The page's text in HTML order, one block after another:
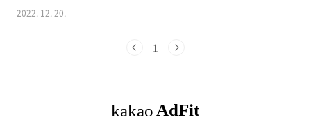
그것을 소유하리라. 2. 너희는 내가 너희에게 명령하는 말에 더하거나 거
키라. 3. 주께서 바알브올로 인해 행하신 것을 너희 눈이 보았나니 바알
희에게 가르쳤나니 이것은 너희가 들어가 소유할 땅에서 너희가 ..
2022. 12. 20.
1